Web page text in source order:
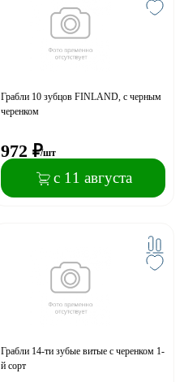
Грабли 10 зубцов FINLAND, с черным
черенком
972 ₽/шт
с 11 августа
Грабли 14-ти зубые витые с черенком 1-
й сорт